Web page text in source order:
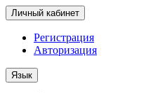
Личный кабинет
Регистрация
Авторизация
Язык